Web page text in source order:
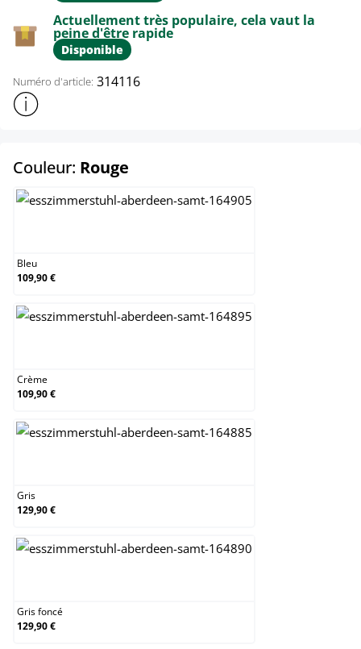
Actuellement très populaire, cela vaut la
peine d'être rapide
Disponible
Numéro d'article: 314116
Afficher plus d'informations sur le produit
Couleur: Rouge
Bleu
109,90 €
Crème
109,90 €
Gris
129,90 €
Gris foncé
129,90 €